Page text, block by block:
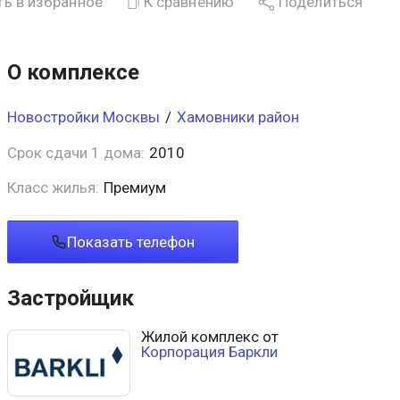
О комплексе
Новостройки Москвы / Хамовники район
Срок сдачи 1 дома: 2010
Класс жилья: Премиум
Показать телефон
Застройщик
Жилой комплекс от
Корпорация Баркли